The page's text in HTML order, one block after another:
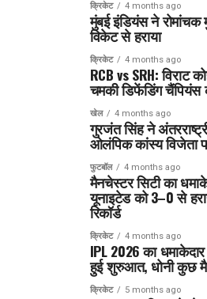
क्रिकेट 4 months ago
मुंबई इंडियंस ने
विकेट से हराया
क्रिकेट 4 months ago
RCB vs SRH: विराट
चमकी डिफेंडिंग
खेल 4 months ago
गुरजंत सिंह ने
ओलंपिक कांस्य विजेता
फुटबॉल 4 months ago
मैनचेस्टर सिटी का
यूनाइटेड को 3–0 से
रिकॉर्ड
क्रिकेट 4 months ago
IPL 2026 का
हुई शुरुआत, धोनी कुछ
क्रिकेट 5 months ago